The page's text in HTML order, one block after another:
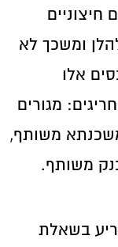
חיצוניים
ומשכך לא
אלו
מגורים
משותף,
משותף.
בשאלת